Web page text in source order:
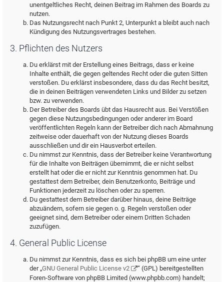
unentgeltliches Recht, deinen Beitrag im Rahmen des Boards zu
nutzen.
Das Nutzungsrecht nach Punkt 2, Unterpunkt a bleibt auch nach
Kündigung des Nutzungsvertrages bestehen.
3. Pflichten des Nutzers
Du erklärst mit der Erstellung eines Beitrags, dass er keine
Inhalte enthält, die gegen geltendes Recht oder die guten Sitten
verstoßen. Du erklärst insbesondere, dass du das Recht besitzt,
die in deinen Beiträgen verwendeten Links und Bilder zu setzen
bzw. zu verwenden.
Der Betreiber des Boards übt das Hausrecht aus. Bei Verstößen
gegen diese Nutzungsbedingungen oder anderer im Board
veröffentlichten Regeln kann der Betreiber dich nach Abmahnung
zeitweise oder dauerhaft von der Nutzung dieses Boards
ausschließen und dir ein Hausverbot erteilen.
Du nimmst zur Kenntnis, dass der Betreiber keine Verantwortung
für die Inhalte von Beiträgen übernimmt, die er nicht selbst
erstellt hat oder die er nicht zur Kenntnis genommen hat. Du
gestattest dem Betreiber, dein Benutzerkonto, Beiträge und
Funktionen jederzeit zu löschen oder zu sperren.
Du gestattest dem Betreiber darüber hinaus, deine Beiträge
abzuändern, sofern sie gegen o. g. Regeln verstoßen oder
geeignet sind, dem Betreiber oder einem Dritten Schaden
zuzufügen.
4. General Public License
Du nimmst zur Kenntnis, dass es sich bei phpBB um eine unter
der „GNU General Public License v2
“ (GPL) bereitgestellten
Foren-Software von phpBB Limited (www.phpbb.com) handelt;